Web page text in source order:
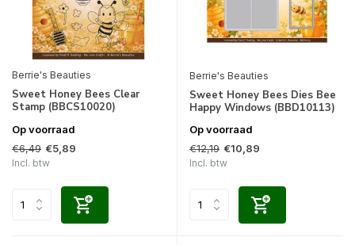
Berrie's Beauties
Sweet Honey Bees Clear
Stamp (BBCS10020)
Op voorraad
€6,49 €5,89
Incl. btw
Berrie's Beauties
Sweet Honey Bees Dies Bee
Happy Windows (BBD10113)
Op voorraad
€12,19 €10,89
Incl. btw